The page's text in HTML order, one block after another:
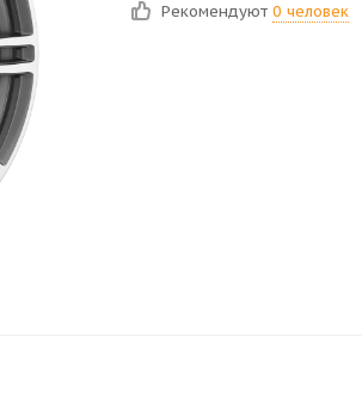
Рекомендуют 0 человек